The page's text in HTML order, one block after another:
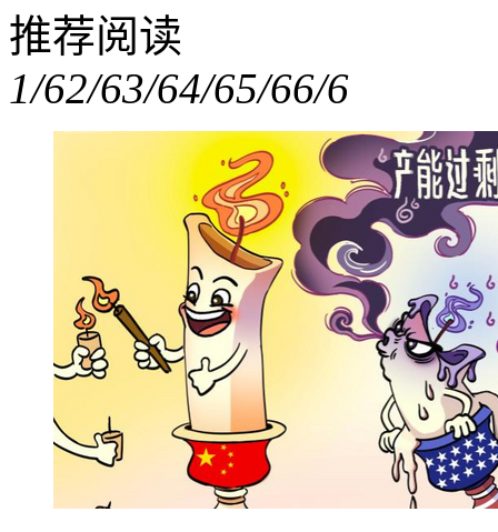
推荐阅读
1/62/63/64/65/66/6